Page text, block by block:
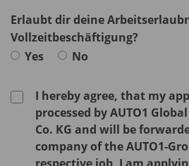
Erlaubt dir deine
Vollzeitbeschäftigung?
Yes
No
I hereby agree, that my
processed by AUTO1
Co. KG and will be
company of the AUTO1-